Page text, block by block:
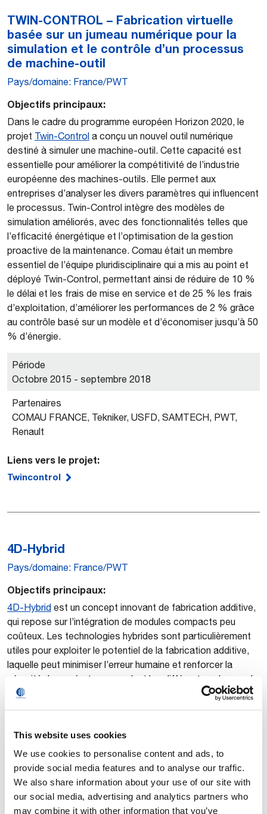
This website uses cookies
We use cookies to personalise content and ads, to
provide social media features and to analyse our traffic.
We also share information about your use of our site with
our social media, advertising and analytics partners who
may combine it with other information that you’ve
TWIN-CONTROL – Fabrication virtuelle
basée sur un jumeau numérique pour la
simulation et le contrôle d’un processus
de machine-outil
Pays/domaine: France/PWT
Objectifs principaux:
Dans le cadre du programme européen Horizon 2020, le
projet Twin-Control a conçu un nouvel outil numérique
destiné à simuler une machine-outil. Cette capacité est
essentielle pour améliorer la compétitivité de l’industrie
européenne des machines-outils. Elle permet aux
entreprises d’analyser les divers paramètres qui influencent
le processus. Twin-Control intègre des modèles de
simulation améliorés, avec des fonctionnalités telles que
l’efficacité énergétique et l’optimisation de la gestion
proactive de la maintenance. Comau était un membre
essentiel de l’équipe pluridisciplinaire qui a mis au point et
déployé Twin-Control, permettant ainsi de réduire de 10 %
le délai et les frais de mise en service et de 25 % les frais
d’exploitation, d’améliorer les performances de 2 % grâce
au contrôle basé sur un modèle et d’économiser jusqu’à 50
% d’énergie.
Période
Octobre 2015 - septembre 2018
Partenaires
COMAU FRANCE, Tekniker, USFD, SAMTECH, PWT,
Renault
Liens vers le projet:
Twincontrol
4D-Hybrid
Pays/domaine: France/PWT
Objectifs principaux:
4D-Hybrid est un concept innovant de fabrication additive,
qui repose sur l’intégration de modules compacts peu
coûteux. Les technologies hybrides sont particulièrement
utiles pour exploiter le potentiel de la fabrication additive,
laquelle peut minimiser l’erreur humaine et renforcer la
sécurité des opérateurs pendant les différentes phases du
cycle de vie d’un produit, depuis la production jusqu’à
l’entretien des composants défectueux, en passant par les
développement de quatre modules composant les
systèmes de commande et de suivi à intégrer dans la
technologie de production déjà existante. Comau a
incorporé ces modules dans les machines toutes-en-un et
les robots de centres d’usinage extrêmement flexibles et
de cellules robotisées. 4D-Hybrid a été mis en œuvre et